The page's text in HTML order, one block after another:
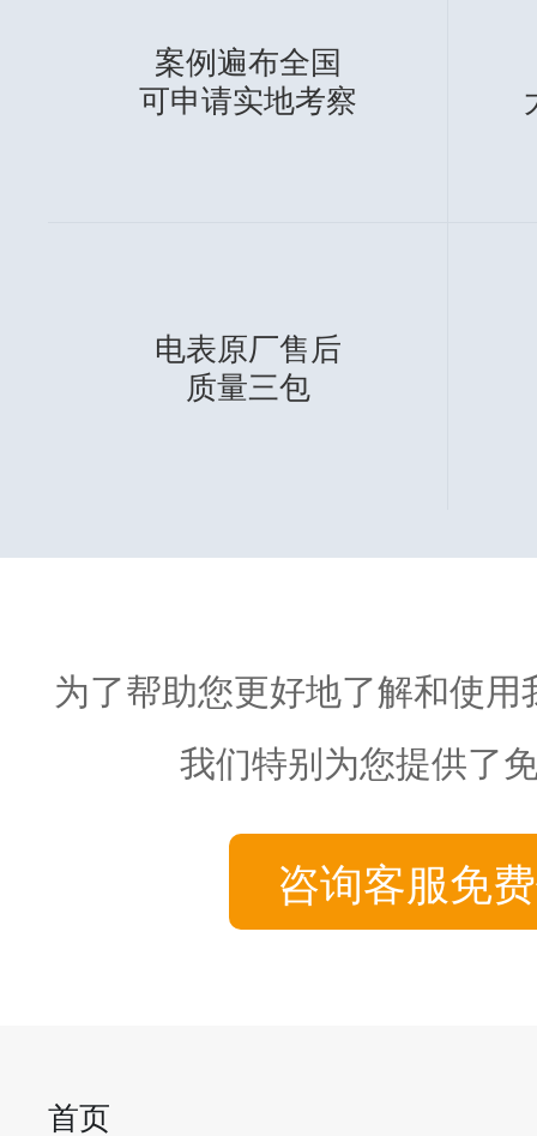
能耗监测系统
可绘制1分钟、小时
功率、无功功率、
需量、电流、电压等
电费(无功罚款)
可记录设备运行效
可与指定时间段进
可辅助判断部分设
用于远程设备的开
量身打造
免费送系统
终身免费使用